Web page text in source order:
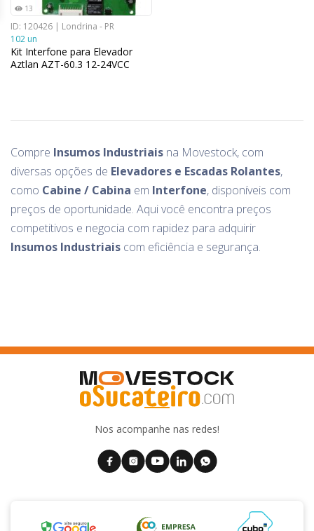
13
ID: 120426 | Londrina - PR
102 un
Kit Interfone para Elevador
Aztlan AZT-60.3 12-24VCC
Compre Insumos Industriais na Movestock, com
diversas opções de Elevadores e Escadas Rolantes,
como Cabine / Cabina em Interfone, disponíveis com
preços de oportunidade. Aqui você encontra preços
competitivos e negocia com rapidez para adquirir
Insumos Industriais com eficiência e segurança.
Nos acompanhe nas redes!